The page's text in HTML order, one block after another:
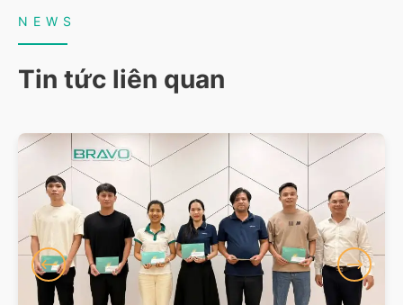
NEWS
Tin tức liên quan